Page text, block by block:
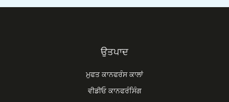
ਉਤਪਾਦ
ਮੁਫਤ ਕਾਨਫਰੰਸ ਕਾਲਾਂ
ਵੀਡੀਓ ਕਾਨਫਰੰਸਿੰਗ